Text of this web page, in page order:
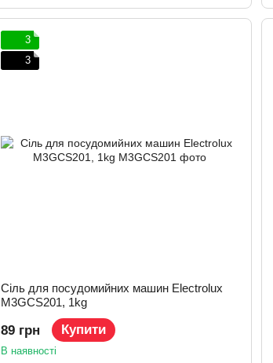
3
3
Сіль для посудомийних машин Electrolux
M3GCS201, 1kg
89 грн Купити
В наявності